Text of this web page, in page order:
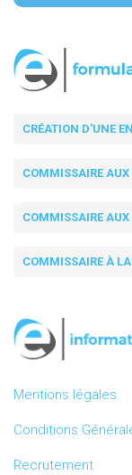
CRÉATION D'UNE
COMMISSAIRE
COMMISSAIRE
COMMISSAIRE À
Mentions légales
Conditions
Recrutement